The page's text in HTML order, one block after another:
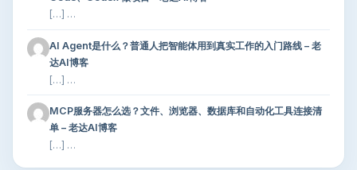
[…] …
AI Agent是什么？普通人把智能体用到真实工作的入门路线 – 老
达AI博客
[…] …
MCP服务器怎么选？文件、浏览器、数据库和自动化工具连接清
单 – 老达AI博客
[…] …